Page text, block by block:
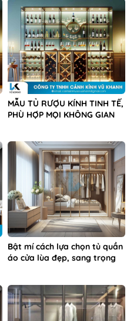
MẪU TỦ RƯỢU KÍNH TINH TẾ,
PHÙ HỢP MỌI KHÔNG GIAN
Bật mí cách lựa chọn tủ quần
áo cửa lùa đẹp, sang trọng